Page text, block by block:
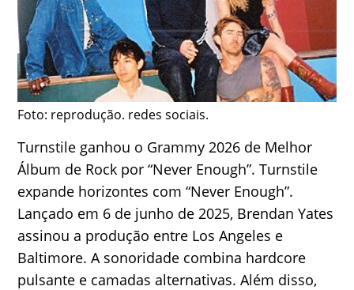
Foto: reprodução. redes sociais.
Turnstile ganhou o Grammy 2026 de Melhor
Álbum de Rock por “Never Enough”. Turnstile
expande horizontes com “Never Enough”.
Lançado em 6 de junho de 2025, Brendan Yates
assinou a produção entre Los Angeles e
Baltimore. A sonoridade combina hardcore
pulsante e camadas alternativas. Além disso,